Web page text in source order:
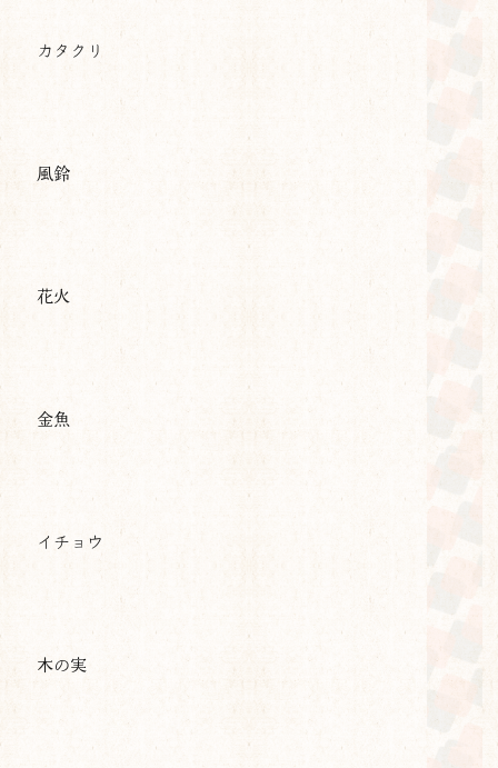
カタクリ
風鈴
花火
金魚
イチョウ
木の実